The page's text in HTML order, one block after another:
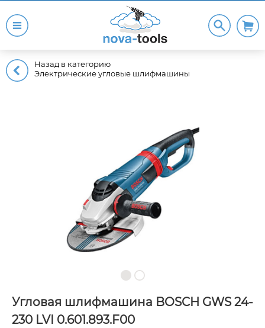
Назад в категорию
Электрические угловые шлифмашины
Угловая шлифмашина BOSCH GWS 24-
230 LVI 0.601.893.F00